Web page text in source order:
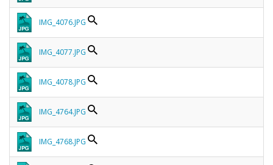
IMG_4076.JPG
IMG_4077.JPG
IMG_4078.JPG
IMG_4764.JPG
IMG_4768.JPG